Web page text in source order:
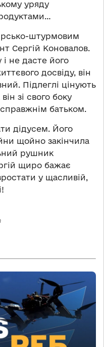
уряду
штурмовим
Сергій Коновалов.
не дасте його
досвіду, він
Підлеглі цінують
зі свого боку
батьком.
дідусем. Його
щойно закінчила
рушник
щиро бажає
у щасливій,